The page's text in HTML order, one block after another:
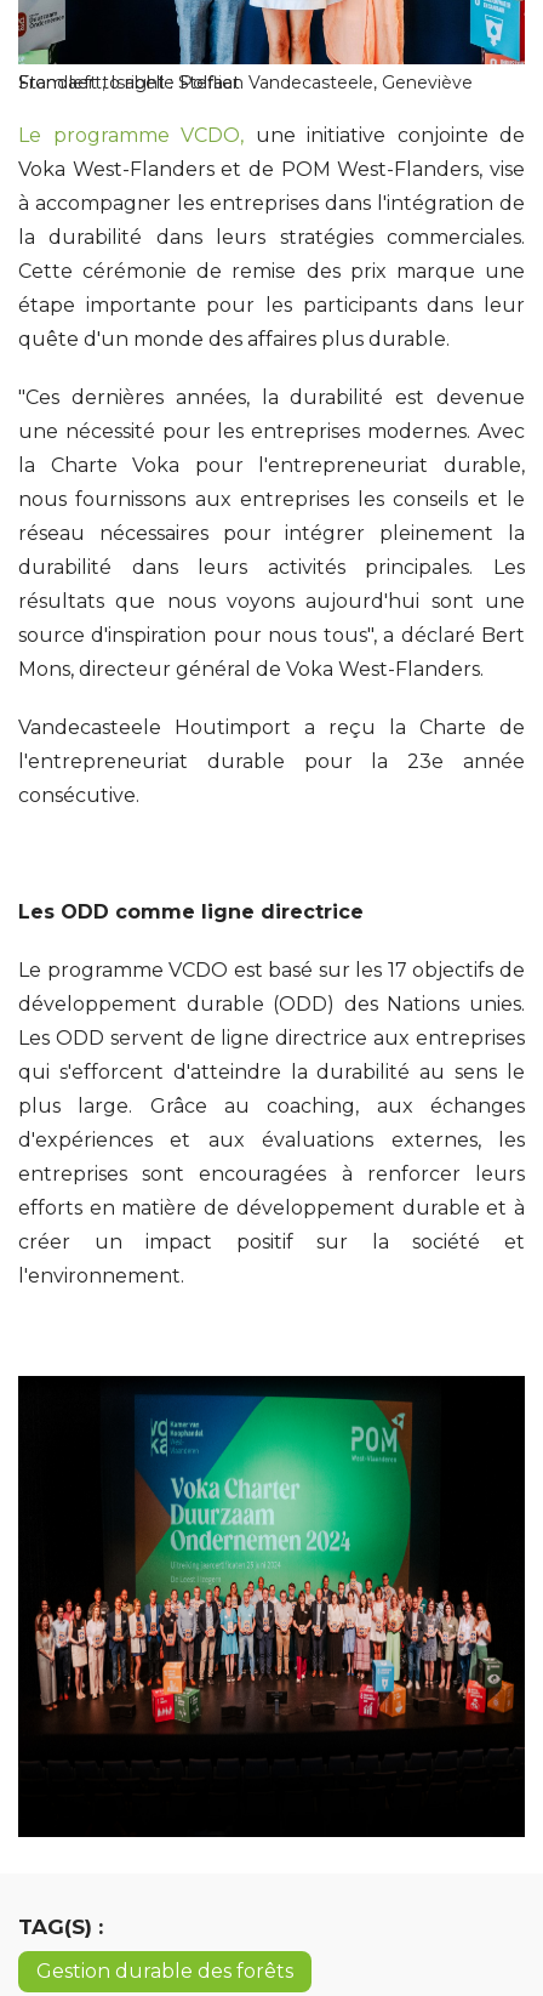
From left to right : Stefaan Vandecasteele, Geneviève Standaert, Isabelle Polfliet
Le programme VCDO, une initiative conjointe de
Voka West-Flanders et de POM West-Flanders, vise
à accompagner les entreprises dans l'intégration de
la durabilité dans leurs stratégies commerciales.
Cette cérémonie de remise des prix marque une
étape importante pour les participants dans leur
quête d'un monde des affaires plus durable.
"Ces dernières années, la durabilité est devenue
une nécessité pour les entreprises modernes. Avec
la Charte Voka pour l'entrepreneuriat durable,
nous fournissons aux entreprises les conseils et le
réseau nécessaires pour intégrer pleinement la
durabilité dans leurs activités principales. Les
résultats que nous voyons aujourd'hui sont une
source d'inspiration pour nous tous", a déclaré Bert
Mons, directeur général de Voka West-Flanders.
Vandecasteele Houtimport a reçu la Charte de
l'entrepreneuriat durable pour la 23e année
consécutive.
Les ODD comme ligne directrice
Le programme VCDO est basé sur les 17 objectifs de
développement durable (ODD) des Nations unies.
Les ODD servent de ligne directrice aux entreprises
qui s'efforcent d'atteindre la durabilité au sens le
plus large. Grâce au coaching, aux échanges
d'expériences et aux évaluations externes, les
entreprises sont encouragées à renforcer leurs
efforts en matière de développement durable et à
créer un impact positif sur la société et
l'environnement.
TAG(S) :
Gestion durable des forêts